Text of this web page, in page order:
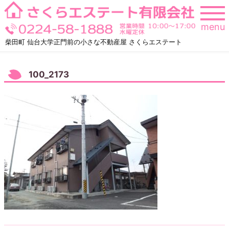
Skip
to
content
柴田町 仙台大学正門前の小さな不動産屋 さくらエステート
menu
100_2173